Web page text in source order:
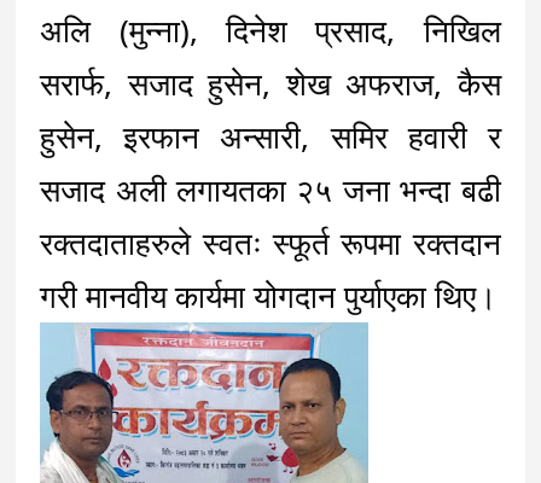
अलि (मुन्ना), दिनेश प्रसाद, निखिल
सरार्फ, सजाद हुसेन, शेख अफराज, कैस
हुसेन, इरफान अन्सारी, समिर हवारी र
सजाद अली लगायतका २५ जना भन्दा बढी
रक्तदाताहरुले स्वतः स्फूर्त रूपमा रक्तदान
गरी मानवीय कार्यमा योगदान पुर्याएका थिए।